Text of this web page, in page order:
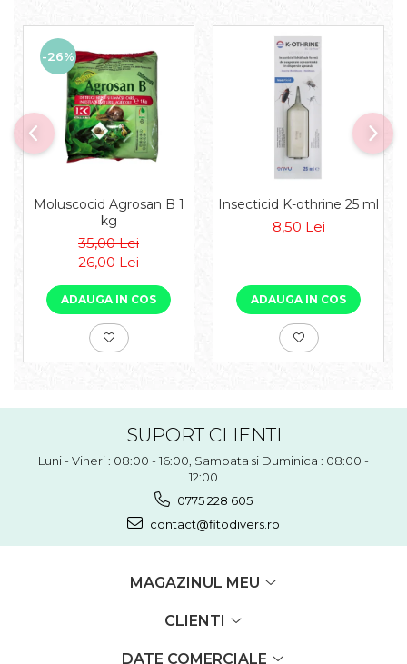
-26%
Moluscocid Agrosan B 1
kg
35,00 Lei
26,00 Lei
ADAUGA IN COS
Insecticid K-othrine 25 ml
8,50 Lei
ADAUGA IN COS
SUPORT CLIENTI
Luni - Vineri : 08:00 - 16:00, Sambata si Duminica : 08:00 -
12:00
0775 228 605
contact@fitodivers.ro
MAGAZINUL MEU
CLIENTI
DATE COMERCIALE